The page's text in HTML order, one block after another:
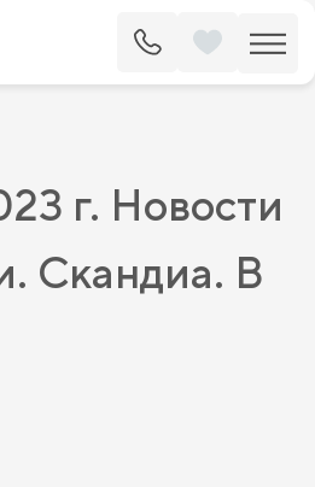
г. Новости
Скандиа. В